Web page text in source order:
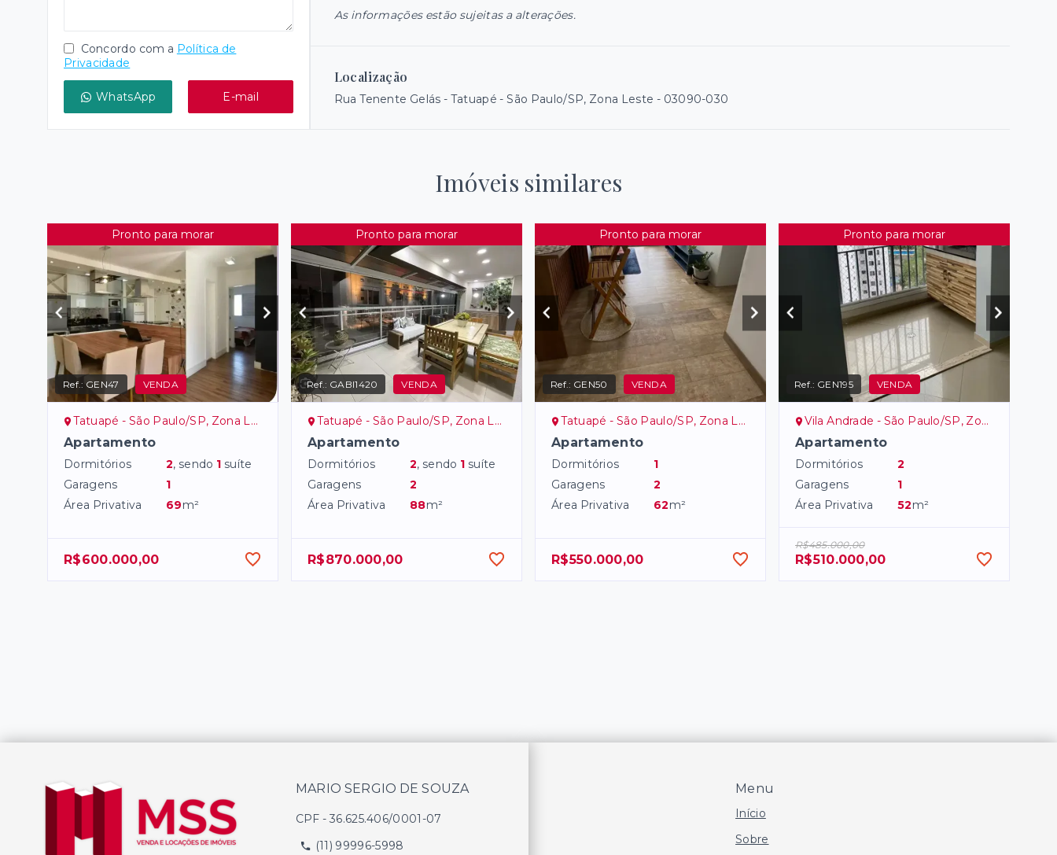
As informações estão sujeitas a alterações.
Localização
Rua Tenente Gelás - Tatuapé - São Paulo/SP, Zona Leste - 03090-030
Concordo com a Política de
Privacidade
WhatsApp E-mail
Imóveis similares
Pronto para morar
Ref.: GEN47 VENDA
Tatuapé - São Paulo/SP, Zona Leste
Apartamento
Dormitórios 2, sendo 1 suíte
Garagens
1
Área Privativa
69m²
R$600.000,00
Pronto para morar
Ref.: GABI1420 VENDA
Tatuapé - São Paulo/SP, Zona Leste
Apartamento
Dormitórios 2, sendo 1 suíte
Garagens
2
Área Privativa
88m²
R$870.000,00
Pronto para morar
Ref.: GEN50 VENDA
Tatuapé - São Paulo/SP, Zona Leste
Apartamento
Dormitórios
1
Garagens
2
Área Privativa
62m²
R$550.000,00
Pronto para morar
Ref.: GEN195 VENDA
Vila Andrade - São Paulo/SP, Zona Sul
Apartamento
Dormitórios
2
Garagens
1
Área Privativa
52m²
R$485.000,00
R$510.000,00
Menu
Início
Sobre
MARIO SERGIO DE SOUZA
CPF -36.625.406/0001-07
(11) 99996-5998